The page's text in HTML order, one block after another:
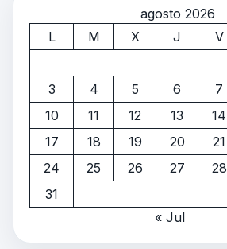
agosto 2026
L
M X J V
3
4 5 6 7
10
11 12 13 14
17
18 19 20 21
24
25 26 27 28
31
« Jul